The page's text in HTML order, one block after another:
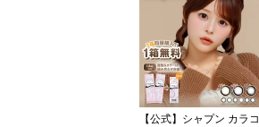
人気 カラーコンタクト
カラーコンタクトレンズ
コンタクト 1day 度なし
高含水 UVカット 即日発
送 小さめ フチなし コス
プレ グレー ブルー 青 緑
玉こんにゃく どら焼き
【公式】シャプン カラコ